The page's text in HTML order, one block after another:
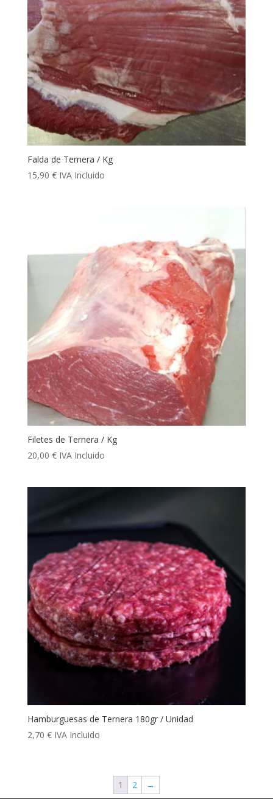
Falda de Ternera / Kg
15,90 € IVA Incluido
Filetes de Ternera / Kg
20,00 € IVA Incluido
Hamburguesas de Ternera 180gr / Unidad
2,70 € IVA Incluido
1 2 →